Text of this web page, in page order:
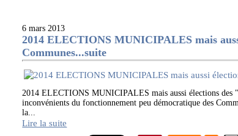
6 mars 2013
2014 ELECTIONS MUNICIPALES mais
Communes...suite
2014 ELECTIONS MUNICIPALES mais aussi élections des
inconvénients du fonctionnement peu démocratique des
la...
Lire la suite